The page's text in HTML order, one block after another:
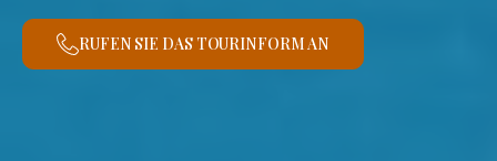
RUFEN SIE DAS TOURINFORM AN